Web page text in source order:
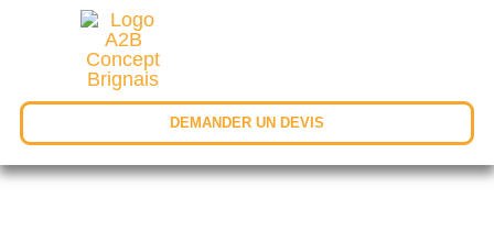
DEMANDER UN DEVIS